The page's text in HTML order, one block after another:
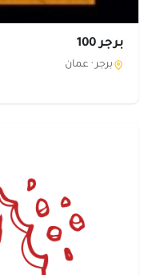
برجر 100
برجر · عمان